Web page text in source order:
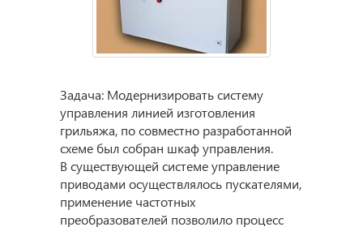
Задача: Модернизировать систему
управления линией изготовления
грильяжа, по совместно разработанной
схеме был собран шкаф управления.
В существующей системе управление
приводами осуществлялось пускателями,
применение частотных
преобразователей позволило процесс